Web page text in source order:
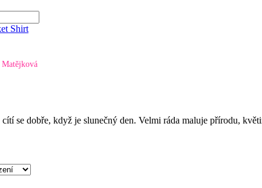
Shirt
se dobře, když je slunečný den. Velmi ráda maluje přírodu,